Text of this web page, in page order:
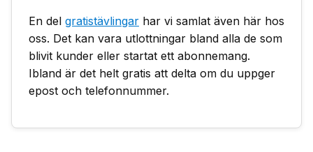
En del gratistävlingar har vi samlat även här hos
oss. Det kan vara utlottningar bland alla de som
blivit kunder eller startat ett abonnemang.
Ibland är det helt gratis att delta om du uppger
epost och telefonnummer.